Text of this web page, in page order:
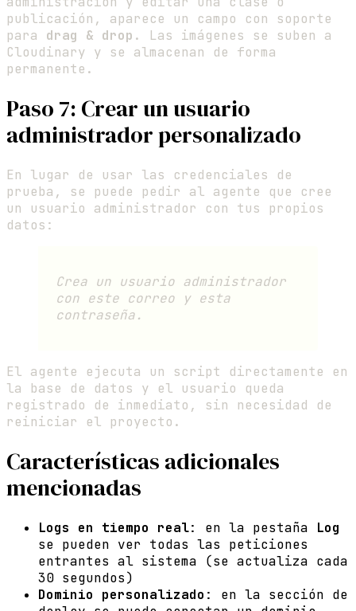
publicación, aparece un campo con soporte
para drag & drop . Las imágenes se suben a
Cloudinary y se almacenan de forma
permanente.
Paso 7: Crear un usuario
administrador personalizado
En lugar de usar las credenciales de
prueba, se puede pedir al agente que cree
un usuario administrador con tus propios
datos:
Crea un usuario administrador
con este correo y esta
contraseña.
El agente ejecuta un script directamente en
la base de datos y el usuario queda
registrado de inmediato, sin necesidad de
reiniciar el proyecto.
Características adicionales
mencionadas
Logs en tiempo real: en la pestaña Log
se pueden ver todas las peticiones
entrantes al sistema (se actualiza cada
30 segundos)
Dominio personalizado : en la sección de